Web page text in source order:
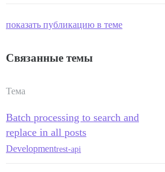
показать публикацию в теме
Связанные темы
Тема
Batch processing to search and
replace in all posts
Developmentrest-api